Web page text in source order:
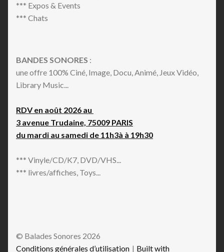
*** Expos & Events
*** Chats
BANDES SONORES :
une offre 100% Ciné, Image, Docu, Animé, Jeux Vidéo,
Library Music...
RDV en août 2026 au
3 avenue Trudaine, 75009 PARIS
du mardi au samedi de 11h3à à 19h30
*** Vinyle/CD/K7, DVD/VHS...
*** livres/affiches, Toys...
© Balades Sonores 2026
Conditions générales d’utilisation
Built with